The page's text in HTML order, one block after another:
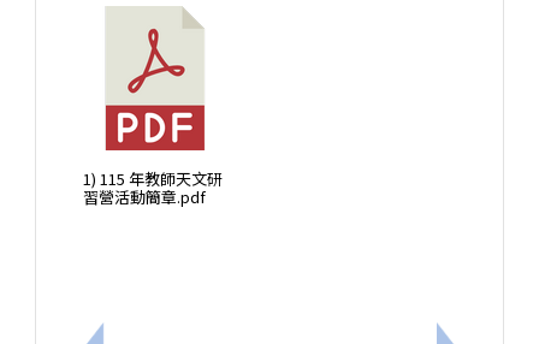
1) 115 年教師天文研
習營活動簡章.pdf